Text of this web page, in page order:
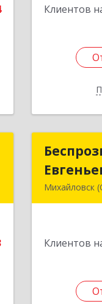
Клиентов
Михайловск
Клиентов